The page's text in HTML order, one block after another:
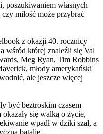
poszukiwaniem własnych
miłość może przybrać
z okazji 40. rocznicy
wśród której znaleźli się Val
Meg Ryan, Tim Robbins
młody amerykański
ale jeszcze więcej
być beztroskim czasem
się walką o życie,
wpadł w dziki szał, a
batalię...